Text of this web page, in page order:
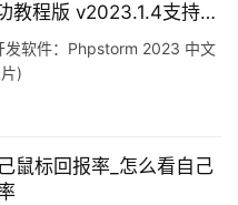
教程版 v2023.1.4支持m
发软件：Phpstorm 2023 中文
)
鼠标回报率_怎么看自己